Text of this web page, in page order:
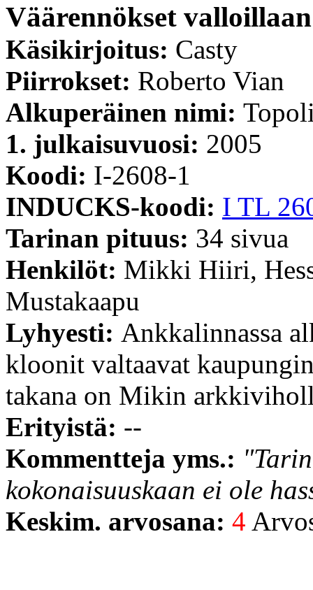
Väärennökset valloillaan
Käsikirjoitus: Casty
Piirrokset: Roberto Vian
Alkuperäinen nimi:
1. julkaisuvuosi: 2005
Koodi: I-2608-1
INDUCKS-koodi: I TL
Tarinan pituus: 34 sivua
Henkilöt: Mikki Hiiri,
Mustakaapu
Lyhyesti: Ankkalinnassa
kloonit valtaavat
takana on Mikin
Erityistä: --
Kommentteja yms.:
kokonaisuuskaan ei ole
Keskim. arvosana: 4